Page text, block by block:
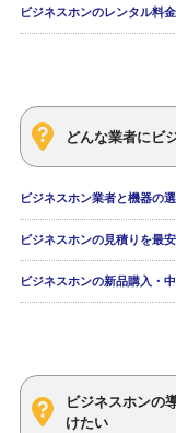
ビジネスホンのレンタル料
どんな業者にビ
ビジネスホン業者と機器の
ビジネスホンの見積りを最
ビジネスホンの新品購入・
ビジネスホンの
けたい